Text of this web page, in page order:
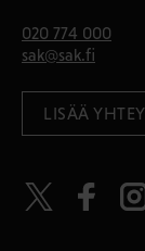
020 774 000
sak@sak.fi
LISÄÄ